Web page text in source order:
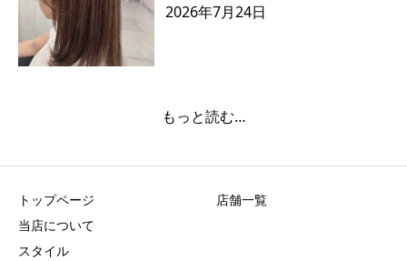
2026年7月24日
もっと読む…
トップページ
当店について
スタイル
店舗一覧